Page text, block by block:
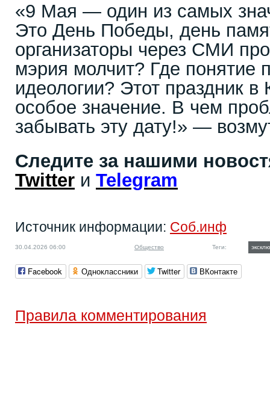
«9 Мая — один из самых
Это День Победы, день
организаторы через СМИ
мэрия молчит? Где понятие
идеологии? Этот праздник в
особое значение. В чем
забывать эту дату!» —
Следите за нашими
Twitter и Telegram
Источник информации: Соб.инф
30.04.2026 06:00 Общество Теги:
Facebook Одноклассники Twitter ВКонтакте
Правила комментирования